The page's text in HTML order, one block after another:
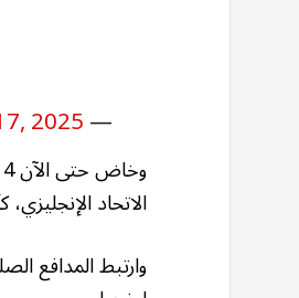
— Liverpool FC (@LFC)
2025
الاتحاد
وارتبط المدافع